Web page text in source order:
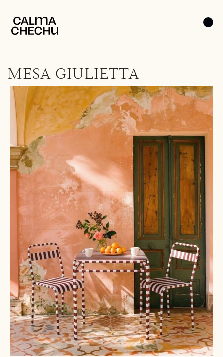
MESA GIULIETTA